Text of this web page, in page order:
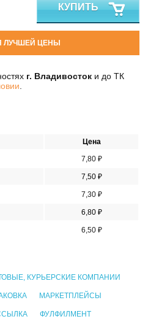
КУПИТЬ
ЛУЧШЕЙ ЦЕНЫ
г. Владивосток и до ТК
Цена
7,80 ₽
7,50 ₽
7,30 ₽
6,80 ₽
6,50 ₽
КУРЬЕРСКИЕ КОМПАНИИ
МАРКЕТПЛЕЙСЫ
ФУЛФИЛМЕНТ